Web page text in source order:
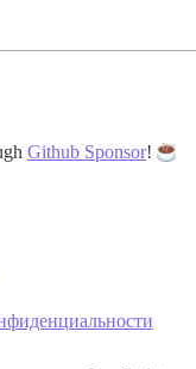
Github Sponsor!